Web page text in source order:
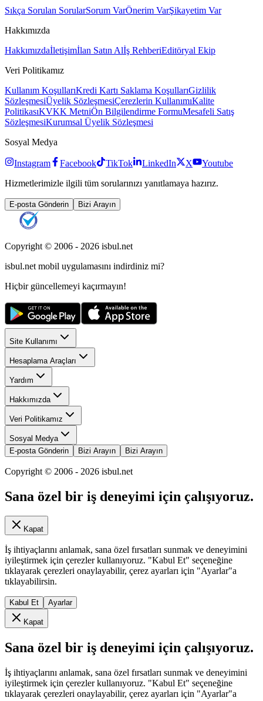
Sıkça Sorulan SorularSorum VarÖnerim VarŞikayetim Var
Hakkımızda
Hakkımızdaİletişimİlan Satın Alİş RehberiEditöryal Ekip
Veri Politikamız
Kullanım KoşullarıKredi Kartı Saklama KoşullarıGizlilik
SözleşmesiÜyelik SözleşmesiÇerezlerin KullanımıKalite
PolitikasıKVKK MetniÖn Bilgilendirme FormuMesafeli Satış
SözleşmesiKurumsal Üyelik Sözleşmesi
Sosyal Medya
Instagram Facebook TikTok LinkedIn X
Youtube
Hizmetlerimizle ilgili tüm sorularınızı yanıtlamaya hazırız.
E-posta Gönderin Bizi Arayın
Copyright © 2006 - 2026 isbul.net
isbul.net mobil uygulamasını indirdiniz mi?
Hiçbir güncellemeyi kaçırmayın!
Site Kullanımı
Hesaplama Araçları
Yardım
Hakkımızda
Veri Politikamız
Sosyal Medya
E-posta Gönderin
Bizi Arayın Bizi Arayın
Copyright © 2006 - 2026 isbul.net
Sana özel bir iş deneyimi için çalışıyoruz.
Kapat
İş ihtiyaçlarını anlamak, sana özel fırsatları sunmak ve deneyimini
iyileştirmek için çerezler kullanıyoruz. "Kabul Et" seçeneğine
tıklayarak çerezleri onaylayabilir, çerez ayarları için "Ayarlar"a
tıklayabilirsin.
Kabul Et Ayarlar
Kapat
Sana özel bir iş deneyimi için çalışıyoruz.
İş ihtiyaçlarını anlamak, sana özel fırsatları sunmak ve deneyimini
iyileştirmek için çerezler kullanıyoruz. "Kabul Et" seçeneğine
tıklayarak çerezleri onaylayabilir, çerez ayarları için "Ayarlar"a